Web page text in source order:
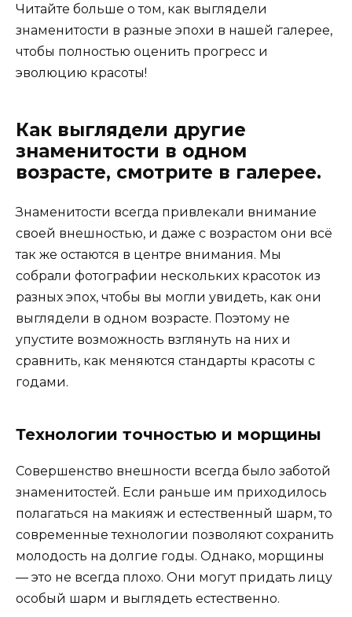
Читайте больше о том, как выглядели
знаменитости в разные эпохи в нашей галерее,
чтобы полностью оценить прогресс и
эволюцию красоты!
Как выглядели другие
знаменитости в одном
возрасте, смотрите в галерее.
Знаменитости всегда привлекали внимание
своей внешностью, и даже с возрастом они всё
так же остаются в центре внимания. Мы
собрали фотографии нескольких красоток из
разных эпох, чтобы вы могли увидеть, как они
выглядели в одном возрасте. Поэтому не
упустите возможность взглянуть на них и
сравнить, как меняются стандарты красоты с
годами.
Технологии точностью и морщины
Совершенство внешности всегда было заботой
знаменитостей. Если раньше им приходилось
полагаться на макияж и естественный шарм, то
современные технологии позволяют сохранить
молодость на долгие годы. Однако, морщины
— это не всегда плохо. Они могут придать лицу
особый шарм и выглядеть естественно.